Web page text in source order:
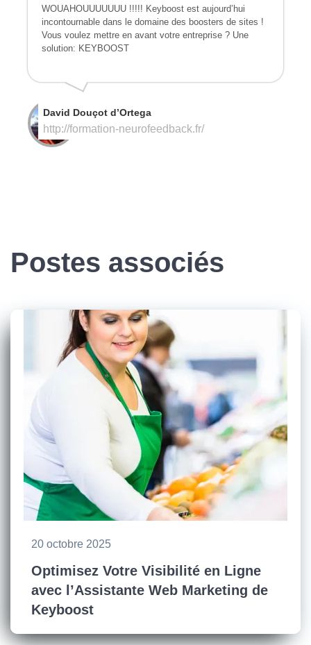
WOUAHOUUUUUUU !!!!! Keyboost est aujourd’hui
incontournable dans le domaine des boosters de sites !
Vous voulez mettre en avant votre entreprise ? Une
solution: KEYBOOST
David Douçot d’Ortega
http://formation-neurofeedback.fr/
Postes associés
20 octobre 2025
Optimisez Votre Visibilité en Ligne
avec l’Assistante Web Marketing de
Keyboost